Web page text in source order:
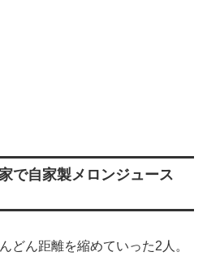
で自家製メロンジュース
どん距離を縮めていった2人。